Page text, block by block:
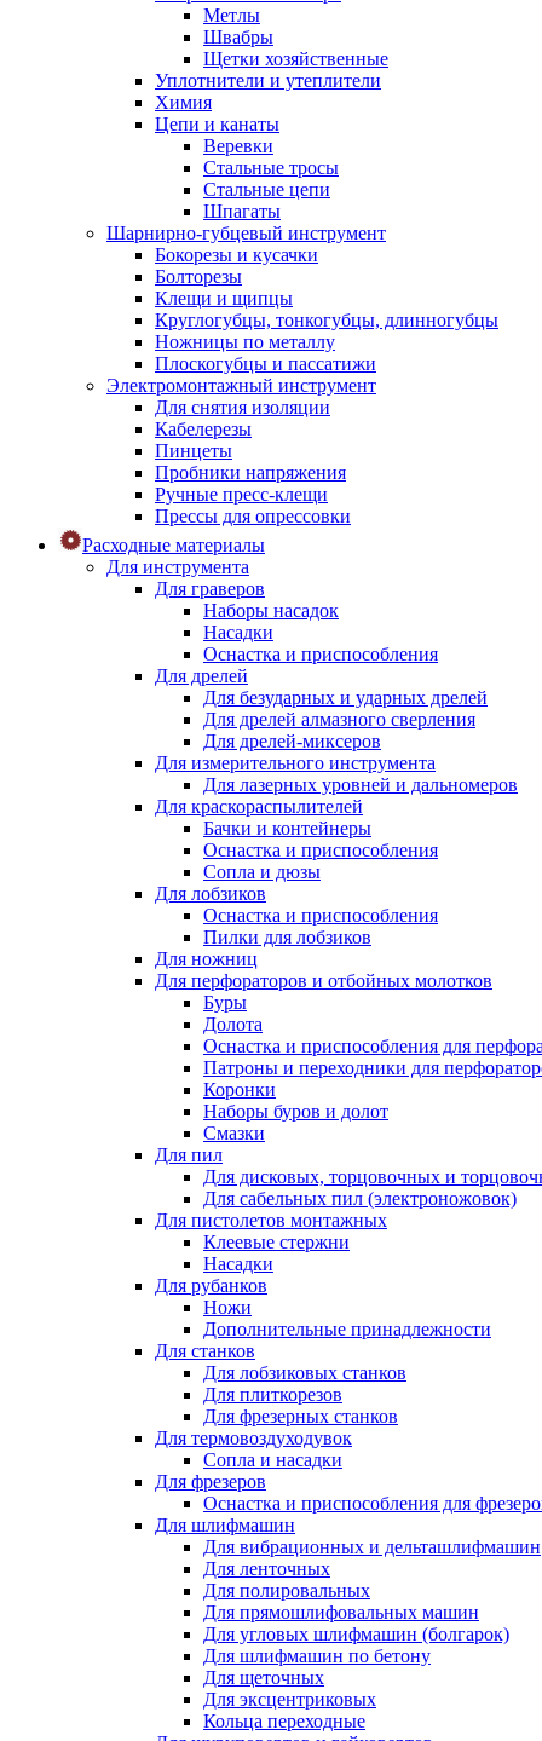
Метлы
Швабры
Щетки хозяйственные
Уплотнители и утеплители
Химия
Цепи и канаты
Веревки
Стальные тросы
Стальные цепи
Шпагаты
Шарнирно-губцевый инструмент
Бокорезы и кусачки
Болторезы
Клещи и щипцы
Круглогубцы, тонкогубцы, длинногубцы
Ножницы по металлу
Плоскогубцы и пассатижи
Электромонтажный инструмент
Для снятия изоляции
Кабелерезы
Пинцеты
Пробники напряжения
Ручные пресс-клещи
Прессы для опрессовки
Расходные материалы
Для инструмента
Для граверов
Наборы насадок
Насадки
Оснастка и приспособления
Для дрелей
Для безударных и ударных дрелей
Для дрелей алмазного сверления
Для дрелей-миксеров
Для измерительного инструмента
Для лазерных уровней и дальномеров
Для краскораспылителей
Бачки и контейнеры
Оснастка и приспособления
Сопла и дюзы
Для лобзиков
Оснастка и приспособления
Пилки для лобзиков
Для ножниц
Для перфораторов и отбойных молотков
Буры
Долота
Оснастка и приспособления для
Патроны и переходники для
Коронки
Наборы буров и долот
Смазки
Для пил
Для дисковых, торцовочных и
Для сабельных пил (электроножовок)
Для пистолетов монтажных
Клеевые стержни
Насадки
Для рубанков
Ножи
Дополнительные принадлежности
Для станков
Для лобзиковых станков
Для плиткорезов
Для фрезерных станков
Для термовоздуходувок
Сопла и насадки
Для фрезеров
Оснастка и приспособления для
Для шлифмашин
Для вибрационных и дельташлифмашин
Для ленточных
Для полировальных
Для прямошлифовальных машин
Для угловых шлифмашин (болгарок)
Для шлифмашин по бетону
Для щеточных
Для эксцентриковых
Кольца переходные